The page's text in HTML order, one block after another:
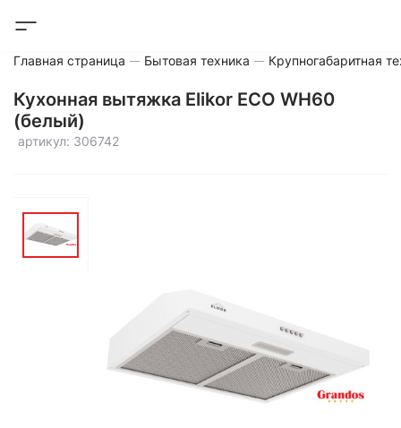
Главная страница Бытовая техника Крупногабаритная
Кухонная вытяжка Elikor ECO WH60
(белый)
артикул: 306742